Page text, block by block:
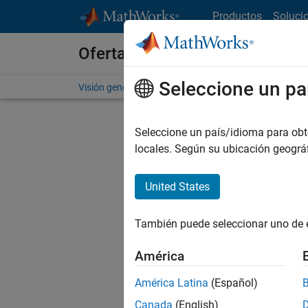
Productos
Ofertas de empleo en
Visión general Búsqueda de empleo Oficinas
No se
Seleccione un
Seleccione un país/idioma para
locales. Según su ubicación
United States
También puede seleccionar uno
América
América Latina (Español)
Canada (English)